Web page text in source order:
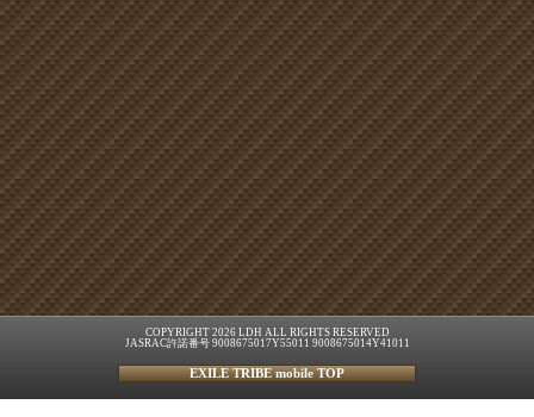
COPYRIGHT 2026 LDH ALL RIGHTS RESERVED
JASRAC許諾番号 9008675017Y55011 9008675014Y41011
EXILE TRIBE mobile TOP